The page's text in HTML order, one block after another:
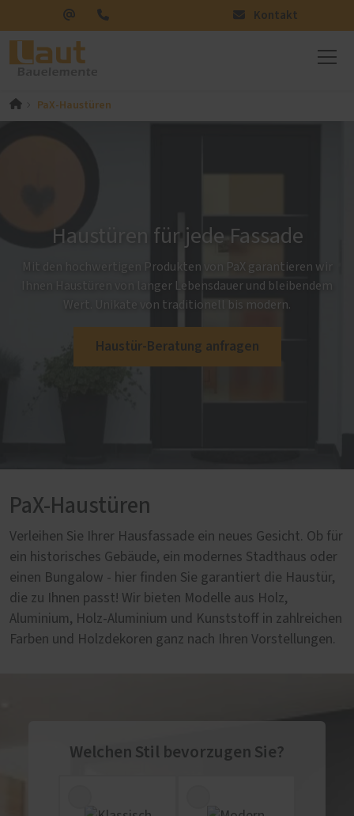
Kontakt
PaX-Haustüren
Haustüren für jede Fassade
Mit den hochwertigen Produkten von PaX garantieren wir
Ihnen Haustüren von langer Lebensdauer und bleibendem
Wert. Unikate von traditionell bis modern.
Haustür-Beratung anfragen
PaX-Haustüren
Verleihen Sie Ihrer Hausfassade ein neues Gesicht. Ob für
ein historisches Gebäude, ein modernes Stadthaus oder
einen Bungalow - hier finden Sie garantiert die Haustür,
die zu Ihnen passt! Wir bieten Modelle aus Holz,
Aluminium, Holz-Aluminium und Kunststoff in zahlreichen
Farben und Holzdekoren ganz nach Ihren Vorstellungen.
Welchen Stil bevorzugen Sie?